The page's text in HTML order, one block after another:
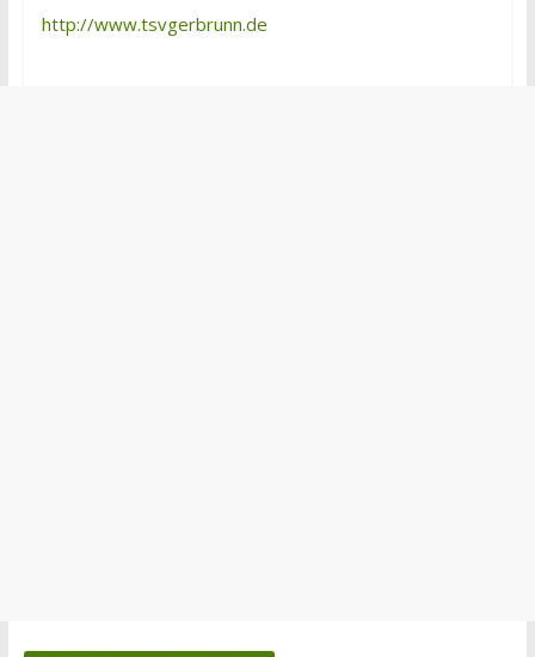
http://www.tsvgerbrunn.de